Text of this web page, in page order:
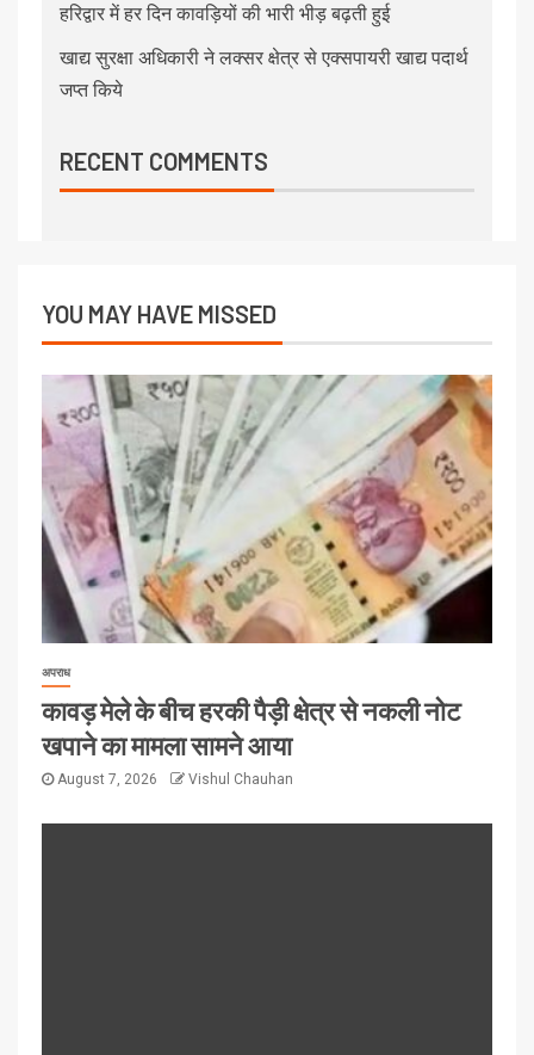
हरिद्वार में हर दिन कावड़ियों की भारी भीड़ बढ़ती हुई
खाद्य सुरक्षा अधिकारी ने लक्सर क्षेत्र से एक्सपायरी खाद्य पदार्थ
जप्त किये
RECENT COMMENTS
YOU MAY HAVE MISSED
अपराध
कावड़ मेले के बीच हरकी पैड़ी क्षेत्र से नकली नोट
खपाने का मामला सामने आया
August 7, 2026 Vishul Chauhan